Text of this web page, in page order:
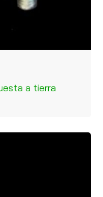
a tierra